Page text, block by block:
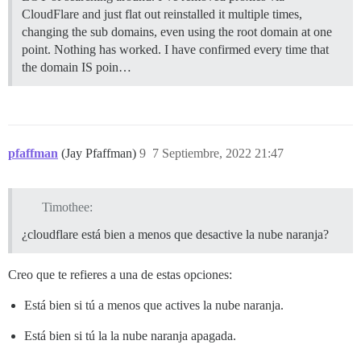
CloudFlare and just flat out reinstalled it multiple times,
changing the sub domains, even using the root domain at one
point. Nothing has worked. I have confirmed every time that
the domain IS poin…
pfaffman (Jay Pfaffman) 7 Septiembre, 2022 21:47
9
Timothee:
¿cloudflare está bien a menos que desactive la nube naranja?
Creo que te refieres a una de estas opciones:
Está bien si tú a menos que actives la nube naranja.
Está bien si tú la la nube naranja apagada.